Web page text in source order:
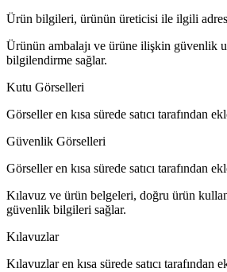
Ürün bilgileri, ürünün üreticisi ile ilgili
Ürünün ambalajı ve ürüne ilişkin güvenlik
bilgilendirme sağlar.
Kutu Görselleri
Görseller en kısa sürede satıcı tarafından
Güvenlik Görselleri
Görseller en kısa sürede satıcı tarafından
Kılavuz ve ürün belgeleri, doğru ürün
güvenlik bilgileri sağlar.
Kılavuzlar
Kılavuzlar en kısa sürede satıcı tarafından